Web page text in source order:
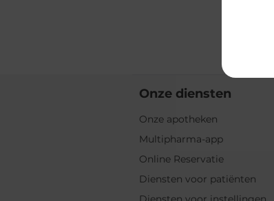
Onze diensten
Onze apotheken
Multipharma-app
Online Reservatie
Diensten voor patiënten